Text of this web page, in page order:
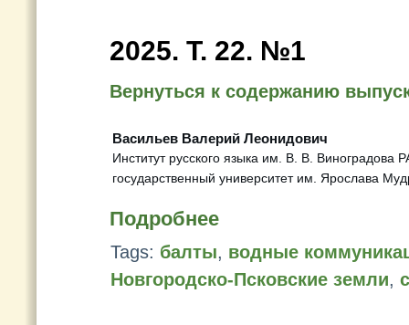
2025. Т. 22. №1
Вернуться к содержанию
Васильев Валерий Леонидович
Институт русского языка им. В. В. Виноградова
государственный университет им. Ярослава
Подробнее
Tags: балты, водные
Новгородско-Псковские земли,